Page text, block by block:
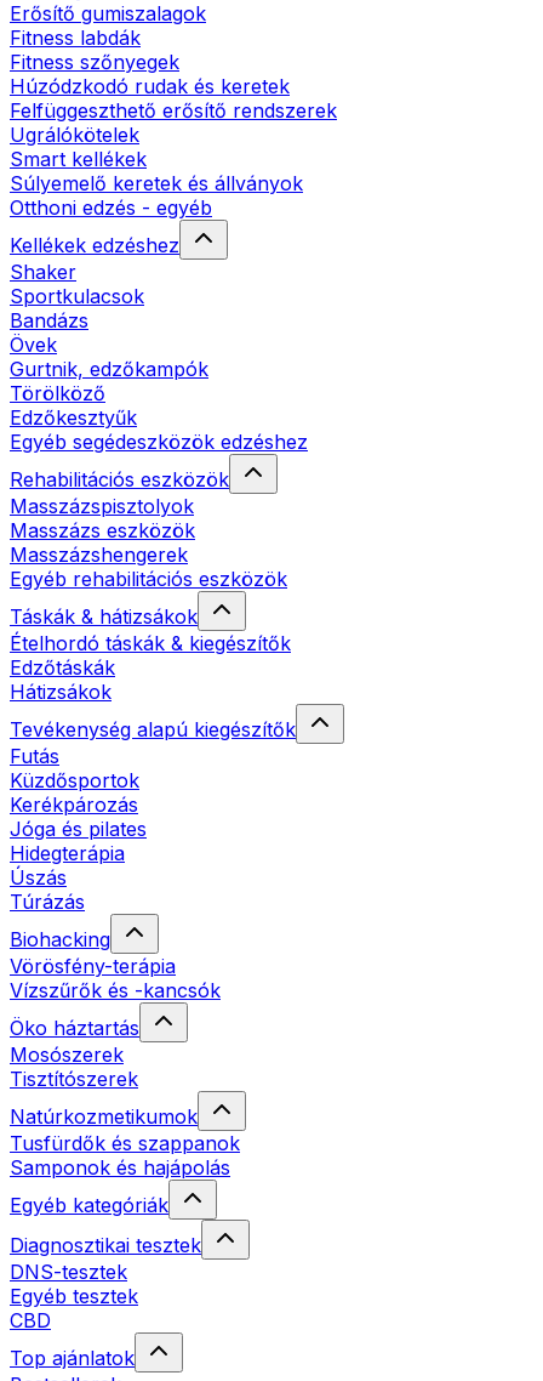
Erősítő gumiszalagok
Fitness labdák
Fitness szőnyegek
Húzódzkodó rudak és keretek
Felfüggeszthető erősítő rendszerek
Ugrálókötelek
Smart kellékek
Súlyemelő keretek és állványok
Otthoni edzés - egyéb
Kellékek edzéshez
Shaker
Sportkulacsok
Bandázs
Övek
Gurtnik, edzőkampók
Törölköző
Edzőkesztyűk
Egyéb segédeszközök edzéshez
Rehabilitációs eszközök
Masszázspisztolyok
Masszázs eszközök
Masszázshengerek
Egyéb rehabilitációs eszközök
Táskák & hátizsákok
Ételhordó táskák & kiegészítők
Edzőtáskák
Hátizsákok
Tevékenység alapú kiegészítők
Futás
Küzdősportok
Kerékpározás
Jóga és pilates
Hidegterápia
Úszás
Túrázás
Biohacking
Vörösfény-terápia
Vízszűrők és -kancsók
Öko háztartás
Mosószerek
Tisztítószerek
Natúrkozmetikumok
Tusfürdők és szappanok
Samponok és hajápolás
Egyéb kategóriák
Diagnosztikai tesztek
DNS-tesztek
Egyéb tesztek
CBD
Top ajánlatok